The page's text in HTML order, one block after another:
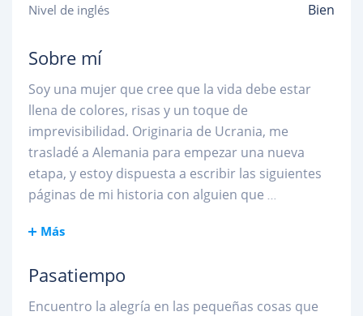
Nivel de inglés Bien
Sobre mí
Soy una mujer que cree que la vida debe estar
llena de colores, risas y un toque de
imprevisibilidad. Originaria de Ucrania, me
trasladé a Alemania para empezar una nueva
etapa, y estoy dispuesta a escribir las siguientes
páginas de mi historia con alguien que ...
Más
Pasatiempo
Encuentro la alegría en las pequeñas cosas que